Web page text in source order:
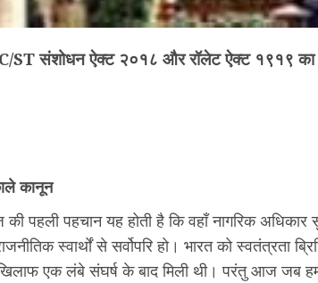
ST संशोधन ऐक्ट २०१८ और रॉलेट ऐक्ट १९१९ का
कानून
पहली पहचान यह होती है कि वहाँ नागरिक अधिकार
स्वार्थों से सर्वोपरि हो। भारत को स्वतंत्रता
एक लंबे संघर्ष के बाद मिली थी। परंतु आज जब